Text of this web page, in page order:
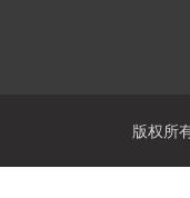
版权所